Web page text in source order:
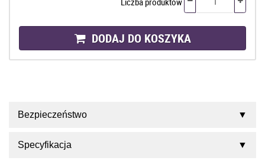
DODAJ DO KOSZYKA
Bezpieczeństwo
Specyfikacja